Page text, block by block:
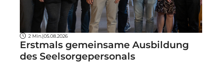
2 Min. |05.08.2026
Erstmals gemeinsame Ausbildung
des Seelsorgepersonals